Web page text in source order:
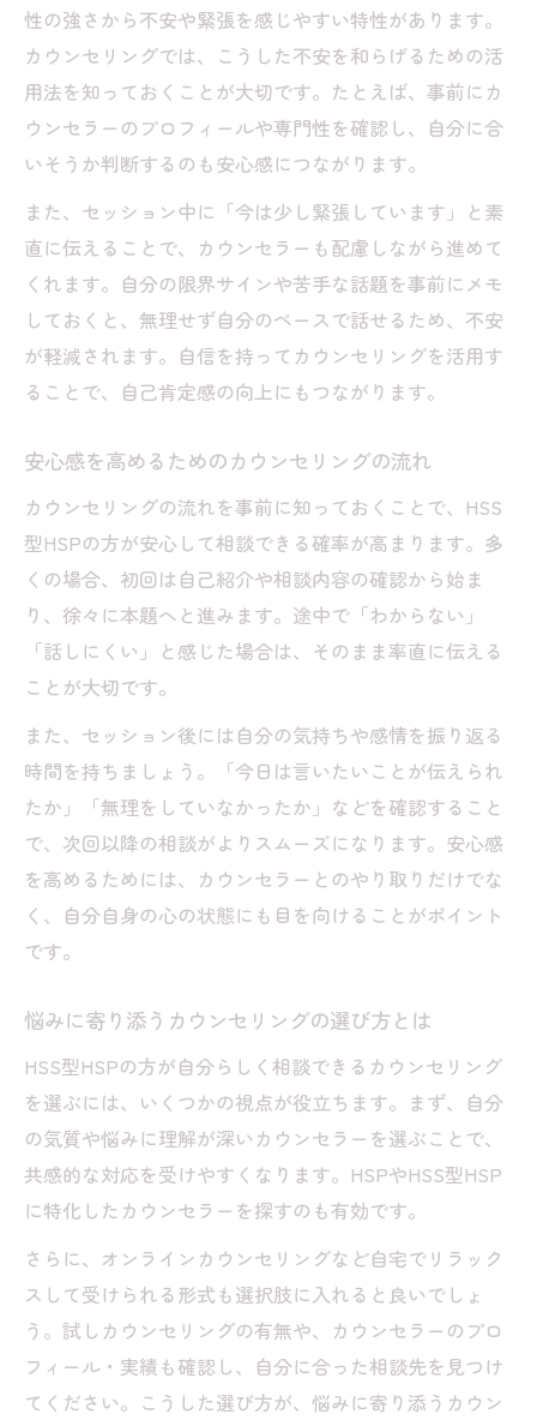
性の強さから不安や緊張を感じやすい特性があります。
カウンセリングでは、こうした不安を和らげるための活
用法を知っておくことが大切です。たとえば、事前にカ
ウンセラーのプロフィールや専門性を確認し、自分に合
いそうか判断するのも安心感につながります。
また、セッション中に「今は少し緊張しています」と素
直に伝えることで、カウンセラーも配慮しながら進めて
くれます。自分の限界サインや苦手な話題を事前にメモ
しておくと、無理せず自分のペースで話せるため、不安
が軽減されます。自信を持ってカウンセリングを活用す
ることで、自己肯定感の向上にもつながります。
安心感を高めるためのカウンセリングの流れ
カウンセリングの流れを事前に知っておくことで、HSS
型HSPの方が安心して相談できる確率が高まります。多
くの場合、初回は自己紹介や相談内容の確認から始ま
り、徐々に本題へと進みます。途中で「わからない」
「話しにくい」と感じた場合は、そのまま率直に伝える
ことが大切です。
また、セッション後には自分の気持ちや感情を振り返る
時間を持ちましょう。「今日は言いたいことが伝えられ
たか」「無理をしていなかったか」などを確認すること
で、次回以降の相談がよりスムーズになります。安心感
を高めるためには、カウンセラーとのやり取りだけでな
く、自分自身の心の状態にも目を向けることがポイント
です。
悩みに寄り添うカウンセリングの選び方とは
HSS型HSPの方が自分らしく相談できるカウンセリング
を選ぶには、いくつかの視点が役立ちます。まず、自分
の気質や悩みに理解が深いカウンセラーを選ぶことで、
共感的な対応を受けやすくなります。HSPやHSS型HSP
に特化したカウンセラーを探すのも有効です。
さらに、オンラインカウンセリングなど自宅でリラック
スして受けられる形式も選択肢に入れると良いでしょ
う。試しカウンセリングの有無や、カウンセラーのプロ
フィール・実績も確認し、自分に合った相談先を見つけ
てください。こうした選び方が、悩みに寄り添うカウン